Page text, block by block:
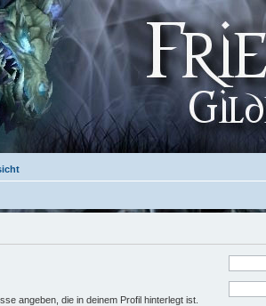
angeben, die in deinem Profil hinterlegt ist.